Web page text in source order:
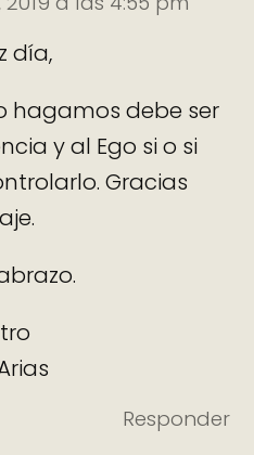
día,
hagamos debe ser
y al Ego si o si
Gracias
Responder